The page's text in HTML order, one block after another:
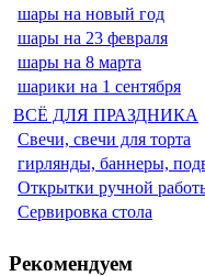
шары на новый год
шары на 23 февраля
шары на 8 марта
шарики на 1 сентября
ВСЁ ДЛЯ ПРАЗДНИКА
Свечи, свечи для торта
гирлянды, баннеры,
Открытки ручной
Сервировка стола
Рекомендуем